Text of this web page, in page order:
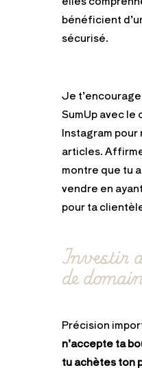
bénéficient
sécurisé.
Je
SumUp avec
Instagram
articles.
montre que tu
vendre en
pour ta
Investir
de
Précision
n’accepte ta
tu achètes ton